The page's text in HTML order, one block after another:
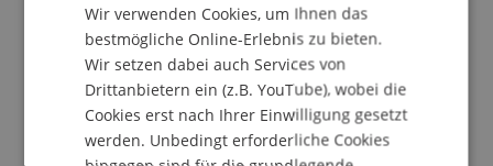
Liechtenstein. Hier lernst du unsere beiden
Bachelorstudiengänge persönlich kennen und
bekommst Antworten auf alles, was für deine
Zukunft wirklich zählt.
Bachelorstudiengänge im Fokus
Wir verwenden Cookies, um Ihnen das
bestmögliche Online-Erlebnis zu bieten.
Wir setzen dabei auch Services von
Drittanbietern ein (z.B. YouTube), wobei die
Cookies erst nach Ihrer Einwilligung gesetzt
werden. Unbedingt erforderliche Cookies